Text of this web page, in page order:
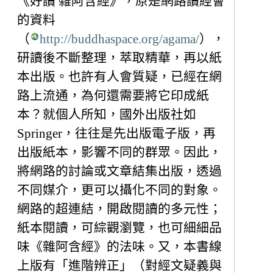
的資料
（
http://buddhaspace.org/agama/），
研讀後不斷整理，萃取精華，再以紙
本出版。也許有人會質疑，已經在網
路上流通，為何還需要將它印成紙
本？就個人所知，國外出版社如
Springer，往往是先出版電子版，再
出版紙本，影響不同的群眾。因此，
將網路的討論或文章結集出版，透過
不同媒介，更可以攝化不同的對象。
網路的超連結，開啟閱讀的多元性；
紙本閱讀，可綜觀瀏覽，也可細細品
味《雜阿含經》的法味。又，本書線
上版有「進階辨正」（對經文疑義與